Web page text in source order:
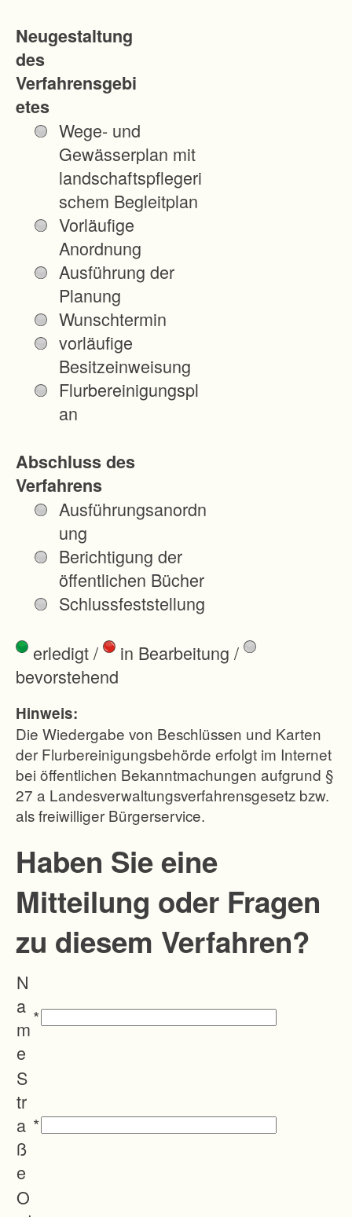
Neugestaltung
des
Verfahrensgebi
etes
Wege- und
Gewässerplan mit
landschaftspflegeri
schem Begleitplan
Vorläufige
Anordnung
Ausführung der
Planung
Wunschtermin
vorläufige
Besitzeinweisung
Flurbereinigungspl
an
Abschluss des
Verfahrens
Ausführungsanordn
ung
Berichtigung der
öffentlichen Bücher
Schlussfeststellung
erledigt/ in Bearbeitung /
bevorstehend
Hinweis:
Die Wiedergabe von Beschlüssen und Karten
der Flurbereinigungsbehörde erfolgt im Internet
bei öffentlichen Bekanntmachungen aufgrund §
27 a Landesverwaltungsverfahrensgesetz bzw.
als freiwilliger Bürgerservice.
Haben Sie eine
Mitteilung oder Fragen
zu diesem Verfahren?
N
a
m
e
*
S
tr
a
ß
e
*
O